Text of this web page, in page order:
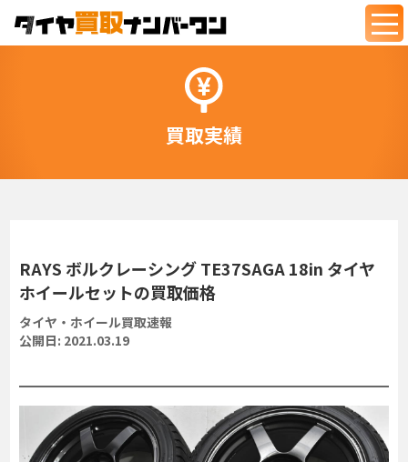
買取実績
RAYS ボルクレーシング TE37SAGA 18in タイヤ
ホイールセットの買取価格
タイヤ・ホイール買取速報
公開日: 2021.03.19